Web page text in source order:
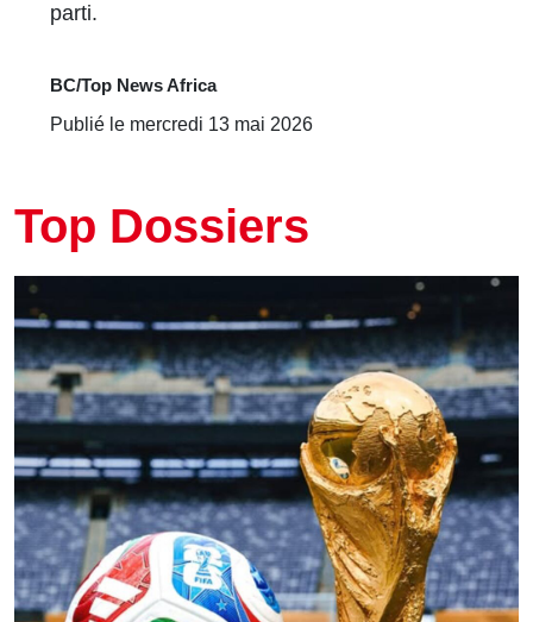
parti.
BC/Top News Africa
Publié le mercredi 13 mai 2026
Top Dossiers